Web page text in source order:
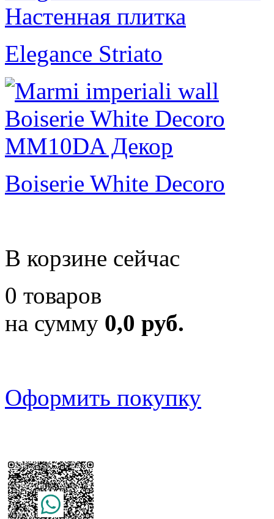
Elegance Striato
Boiserie White Decoro
В корзине сейчас
0 товаров
на сумму 0,0 руб.
Оформить покупку